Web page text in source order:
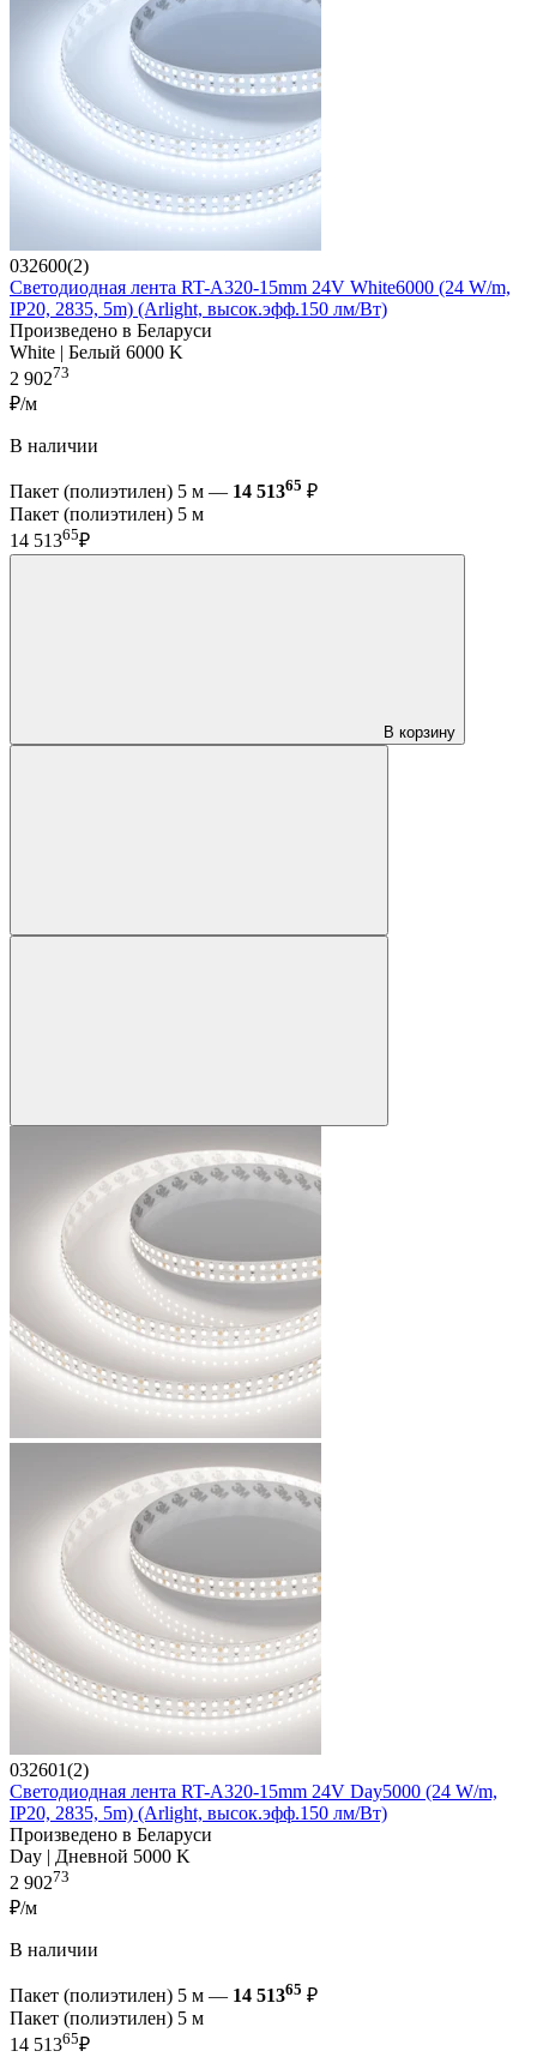
032600(2)
Светодиодная лента RT-A320-15mm 24V White6000 (24 W/m,
IP20, 2835, 5m) (Arlight, высок.эфф.150 лм/Вт)
Произведено в Беларуси
White | Белый 6000 K
2 90273
₽/м
В наличии
Пакет (полиэтилен) 5 м — 14 51365 ₽
Пакет (полиэтилен) 5 м
14 51365₽
В корзину
032601(2)
Светодиодная лента RT-A320-15mm 24V Day5000 (24 W/m,
IP20, 2835, 5m) (Arlight, высок.эфф.150 лм/Вт)
Произведено в Беларуси
Day | Дневной 5000 K
2 90273
₽/м
В наличии
Пакет (полиэтилен) 5 м — 14 51365 ₽
Пакет (полиэтилен) 5 м
14 51365₽